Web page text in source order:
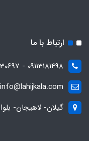
ارتباط با ما
09113181498 - 01341230697
info@lahijkala.com
گیلان- لاهیجان-